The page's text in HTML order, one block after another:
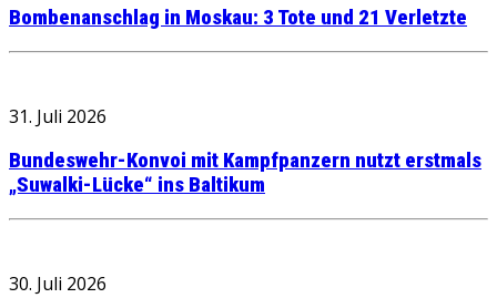
Bombenanschlag in Moskau: 3 Tote und 21 Verletzte
31. Juli 2026
Bundeswehr-Konvoi mit Kampfpanzern nutzt erstmals
„Suwalki-Lücke“ ins Baltikum
30. Juli 2026